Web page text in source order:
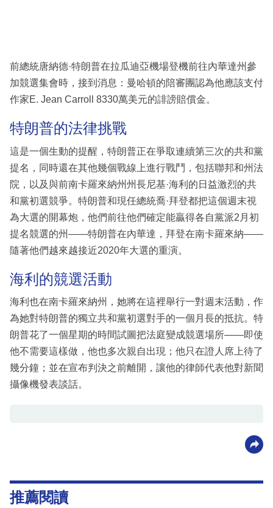
區
前總統唐納德·特朗普在拉瓜迪亞機場登機前往內華達州參
加競選集會時，接到消息：曼哈頓的陪審團認為他應該支付
作家E. Jean Carroll 8330萬美元的誹謗賠償金。
特朗普的法律挑戰
這是一個生動的提醒，特朗普正在爭取連續第三次的共和黨
提名，同時還在其他幾個戰線上進行戰鬥，包括聯邦和州法
院，以及與前南卡羅來納州州長尼基·海利的日益激烈的共
和黨初選競爭。特朗普和現任總統喬·拜登都把這個週末視
為大選的開幕炮，他們前往他們確定能贏得各自黨派2月初
提名競選的州——特朗普在內華達，拜登在南卡羅來納——
隨著他們越來越接近2020年大選的重演。
海利的競選活動
海利也在南卡羅來納州，她將在這裡舉行一對週末活動，作
為她對特朗普的獨立共和黨初選對手的一個月長的抵抗。特
朗普花了一個星期的時間試圖把法庭變成競選場所——即使
他不需要這樣做，他也多次親自出現；他只在證人席上待了
幾分鐘；並在宣布判決之前離開，讓他的律師代表他對新聞
攝像機發表談話。
推薦閱讀